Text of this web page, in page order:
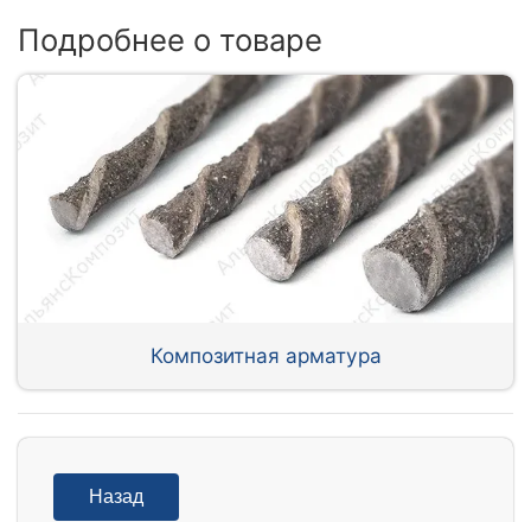
Подробнее о товаре
Композитная арматура
Назад